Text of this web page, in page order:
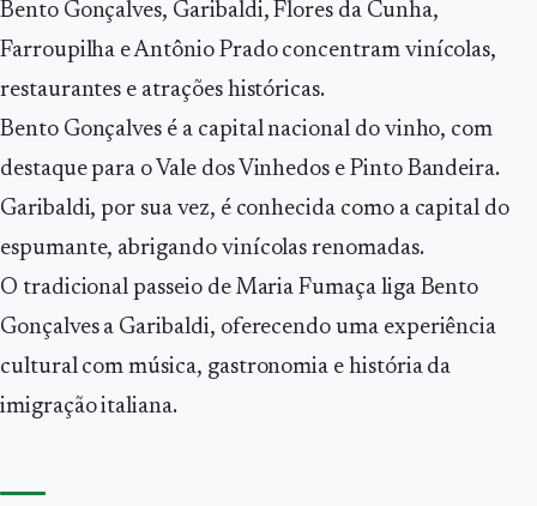
Bento Gonçalves, Garibaldi, Flores da Cunha,
Farroupilha e Antônio Prado concentram vinícolas,
restaurantes e atrações históricas.
Bento Gonçalves é a capital nacional do vinho, com
destaque para o Vale dos Vinhedos e Pinto Bandeira.
Garibaldi, por sua vez, é conhecida como a capital do
espumante, abrigando vinícolas renomadas.
O tradicional passeio de Maria Fumaça liga Bento
Gonçalves a Garibaldi, oferecendo uma experiência
cultural com música, gastronomia e história da
imigração italiana.